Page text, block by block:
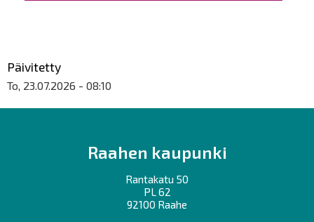
Päivitetty
To, 23.07.2026 - 08:10
Raahen kaupunki
Rantakatu 50
PL 62
92100 Raahe